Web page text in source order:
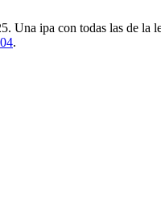
Una ipa con todas las de la
.